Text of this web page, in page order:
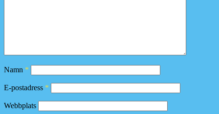
Namn *
E-postadress *
Webbplats